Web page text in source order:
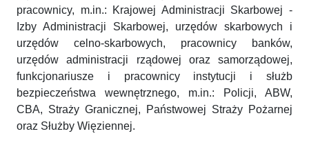
pracownicy, m.in.: Krajowej Administracji Skarbowej -
Izby Administracji Skarbowej, urzędów skarbowych i
urzędów celno-skarbowych, pracownicy banków,
urzędów administracji rządowej oraz samorządowej,
funkcjonariusze i pracownicy instytucji i służb
bezpieczeństwa wewnętrznego, m.in.: Policji, ABW,
CBA, Straży Granicznej, Państwowej Straży Pożarnej
oraz Służby Więziennej.